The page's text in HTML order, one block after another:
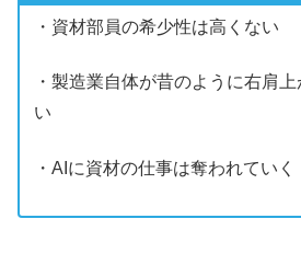
・資材部員の希少性は高くない
・製造業自体が昔のように右肩
い
・AIに資材の仕事は奪われていく